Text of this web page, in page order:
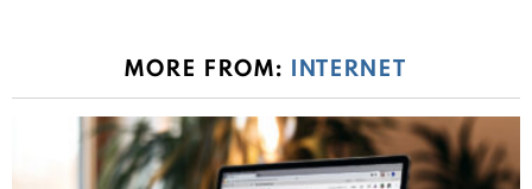
MORE FROM: INTERNET